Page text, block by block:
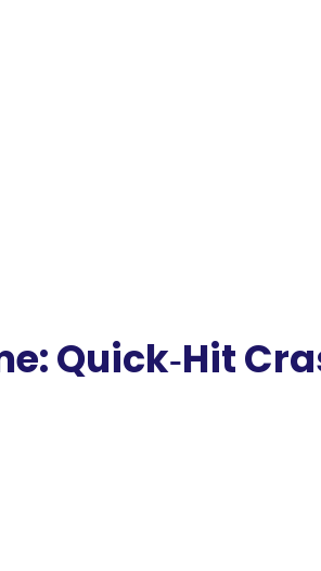
Quick‑Hit